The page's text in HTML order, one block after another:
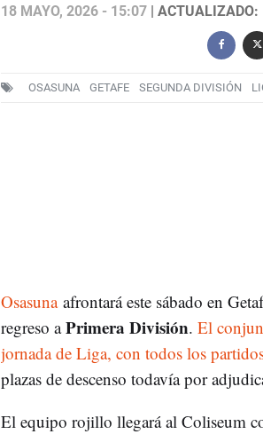
18 MAYO, 2026 - 15:07| ACTUALIZADO:
OSASUNA GETAFE SEGUNDA DIVISIÓN
Osasunaafrontará este sábado en
regreso aPrimera División. El
jornada de Liga, con todos los
plazas de descenso todavía por
El equipo rojillo llegará al Coliseum